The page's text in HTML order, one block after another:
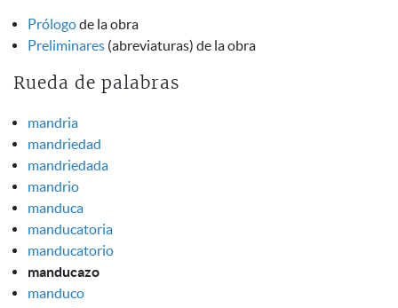
Prólogode la obra
Preliminares (abreviaturas) de la obra
Rueda de palabras
mandria
mandriedad
mandriedada
mandrio
manduca
manducatoria
manducatorio
manducazo
manduco